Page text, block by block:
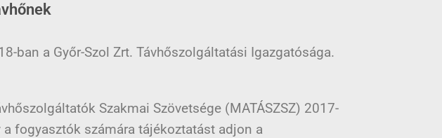
ban a Győr-Szol Zrt. Távhőszolgáltatási Igazgatósága.
Szakmai Szövetsége (MATÁSZSZ) 2017-
fogyasztók számára tájékoztatást adjon a